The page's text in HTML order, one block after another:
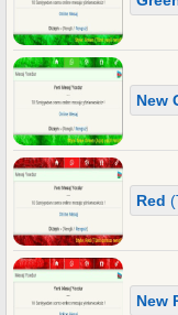
New
Red
New